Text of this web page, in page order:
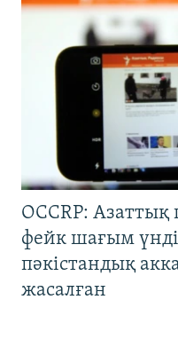
OCCRP:
фейк шағым
пәкістандық
жасалған